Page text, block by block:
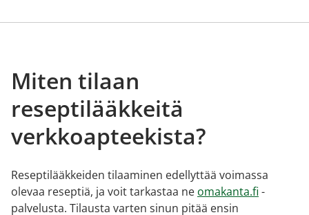
Miten tilaan
reseptilääkkeitä
verkkoapteekista?
Reseptilääkkeiden tilaaminen edellyttää voimassa
olevaa reseptiä, ja voit tarkastaa ne omakanta.fi -
palvelusta. Tilausta varten sinun pitää ensin